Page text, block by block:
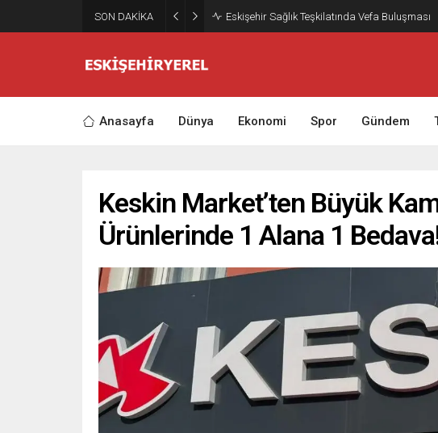
SON DAKİKA Eskişehir Sağlık Teşkilatında Vefa Buluşması
Anasayfa Dünya Ekonomi Spor Gündem
Keskin Market’ten Büyük
Ürünlerinde 1 Alana 1